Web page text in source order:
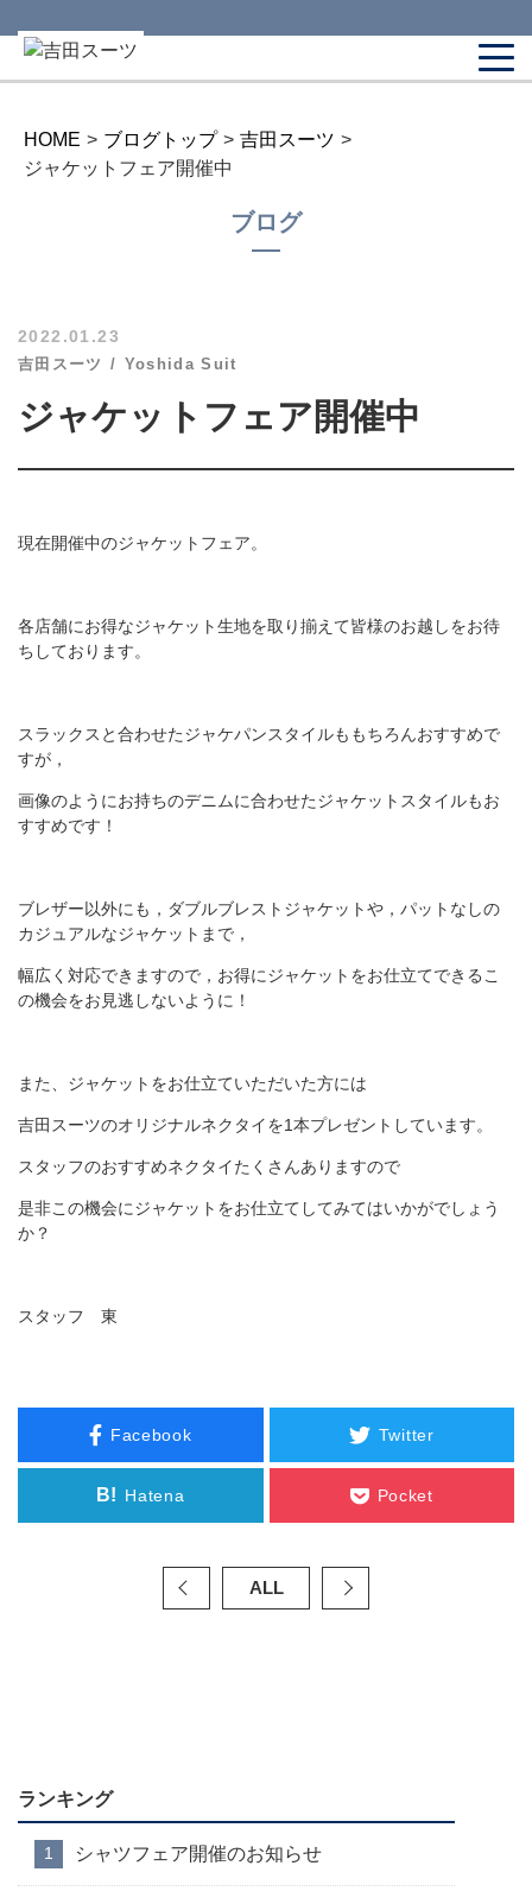
HOME > ブログトップ > 吉田スーツ >
ジャケットフェア開催中
ブログ
2022.01.23
吉田スーツ Yoshida Suit
ジャケットフェア開催中
現在開催中のジャケットフェア。
各店舗にお得なジャケット生地を取り揃えて皆様のお越しをお待
ちしております。
スラックスと合わせたジャケパンスタイルももちろんおすすめで
すが，
画像のようにお持ちのデニムに合わせたジャケットスタイルもお
すすめです！
ブレザー以外にも，ダブルブレストジャケットや，パットなしの
カジュアルなジャケットまで，
幅広く対応できますので，お得にジャケットをお仕立てできるこ
の機会をお見逃しないように！
また、ジャケットをお仕立ていただいた方には
吉田スーツのオリジナルネクタイを1本プレゼントしています。
スタッフのおすすめネクタイたくさんありますので
是非この機会にジャケットをお仕立てしてみてはいかがでしょう
か？
スタッフ 東
Facebook Twitter
B! Hatena Pocket
ALL
ランキング
シャツフェア開催のお知らせ